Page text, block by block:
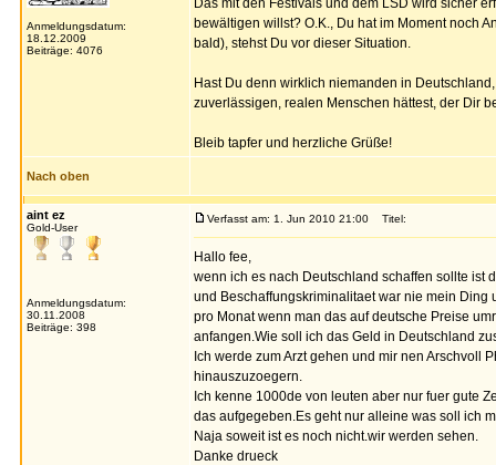
Anmeldungsdatum:
18.12.2009
Beiträge: 4076
Das mit den Festivals und dem LSD wird sicher
bewältigen willst? O.K., Du hat im Moment noch
bald), stehst Du vor dieser Situation.
Hast Du denn wirklich niemanden in
zuverlässigen, realen Menschen hättest, der Dir
Bleib tapfer und herzliche Grüße!
Nach oben
aint ez
Gold-User
Anmeldungsdatum:
30.11.2008
Beiträge: 398
Verfasst am: 1. Jun 2010 21:00 Titel:
Hallo fee,
wenn ich es nach Deutschland schaffen sollte ist
und Beschaffungskriminalitaet war nie mein
pro Monat wenn man das auf deutsche Preise
anfangen.Wie soll ich das Geld in Deutschland
Ich werde zum Arzt gehen und mir nen Arschvoll
hinauszuzoegern.
Ich kenne 1000de von leuten aber nur fuer gute
das aufgegeben.Es geht nur alleine was soll ich
Naja soweit ist es noch nicht.wir werden sehen.
Danke drueck